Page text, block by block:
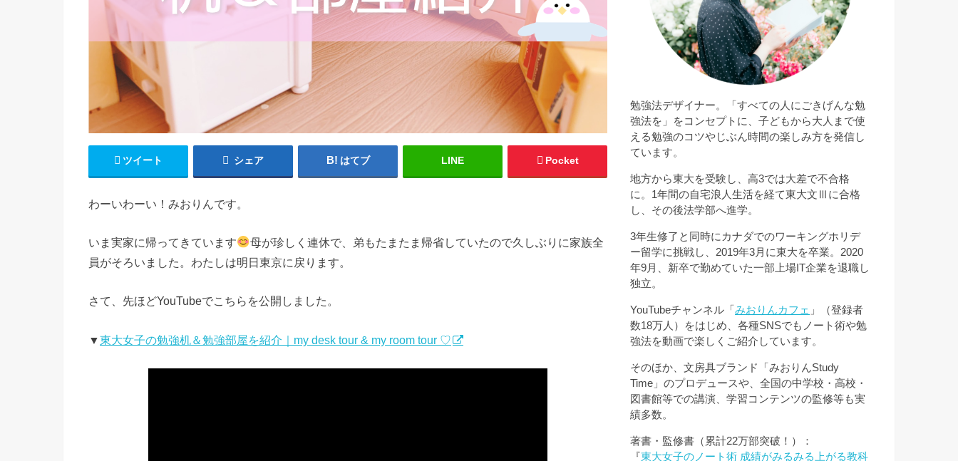
ツイート シェア はてブ LINE Pocket
わーいわーい！みおりんです。
いま実家に帰ってきています
母が珍しく連休で、弟もたまたま帰省していたので久しぶりに家族全
員がそろいました。わたしは明日東京に戻ります。
さて、先ほどYouTubeでこちらを公開しました。
▼東大女子の勉強机＆勉強部屋を紹介｜my desk tour & my room tour ♡
勉強法デザイナー。「すべての人にごきげんな勉
強法を」をコンセプトに、子どもから大人まで使
える勉強のコツやじぶん時間の楽しみ方を発信し
ています。
地方から東大を受験し、高3では大差で不合格
に。1年間の自宅浪人生活を経て東大文Ⅲに合格
し、その後法学部へ進学。
3年生修了と同時にカナダでのワーキングホリデ
ー留学に挑戦し、2019年3月に東大を卒業。2020
年9月、新卒で勤めていた一部上場IT企業を退職し
独立。
YouTubeチャンネル「 みおりんカフェ 」（登録者
数18万人）をはじめ、各種SNSでもノート術や勉
強法を動画で楽しくご紹介しています。
そのほか、文房具ブランド「みおりんStudy
Time」のプロデュースや、全国の中学校・高校・
図書館等での講演、学習コンテンツの監修等も実
績多数。
著書・監修書（累計22万部突破！）：
『東大女子のノート術 成績がみるみる上がる教科